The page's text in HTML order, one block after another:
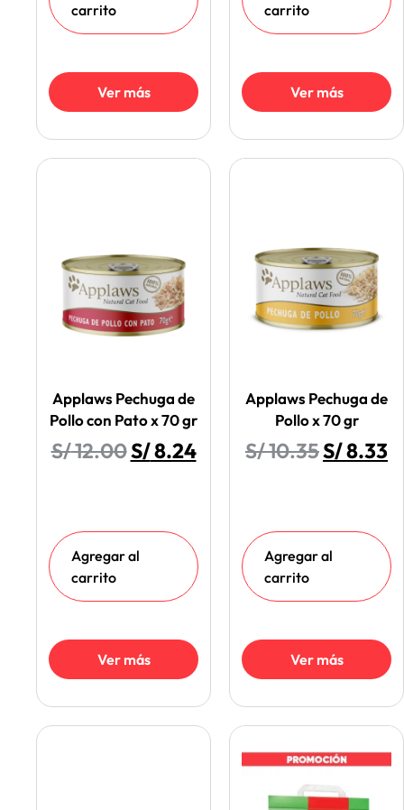
carrito
Ver más
carrito
Ver más
Applaws Pechuga de
Pollo con Pato x 70 gr
S/12.00S/8.24
Agregar al
carrito
Ver más
Applaws Pechuga de
Pollo x 70 gr
S/10.35S/8.33
Agregar al
carrito
Ver más